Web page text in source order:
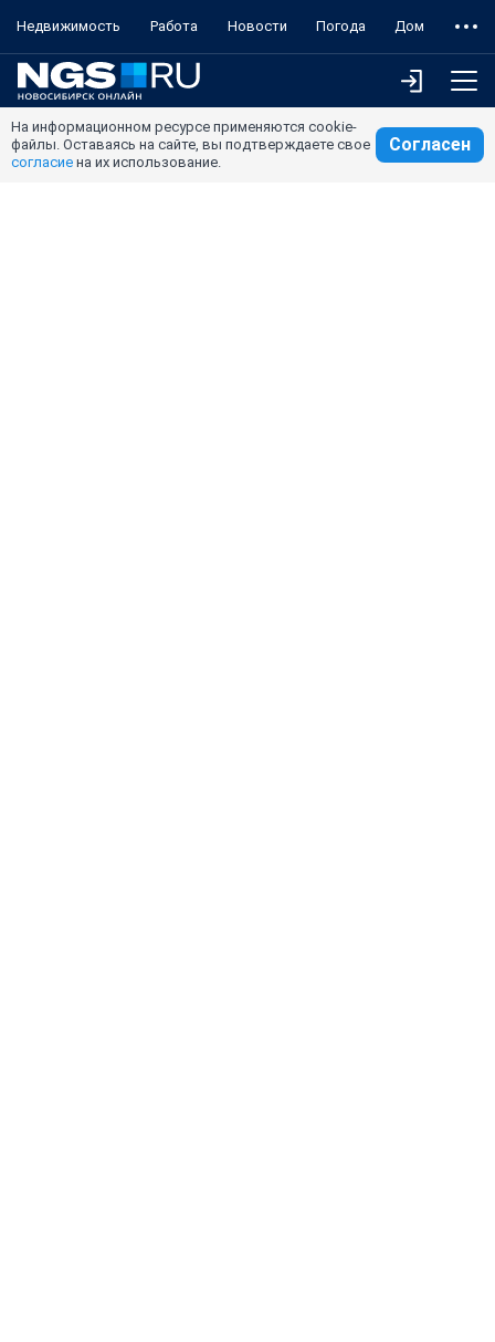
Недвижимость Работа Новости Погода Дом
На информационном ресурсе применяются cookie-
файлы. Оставаясь на сайте, вы подтверждаете свое
согласие на их использование.
Согласен